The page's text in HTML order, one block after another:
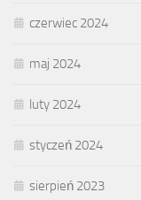
czerwiec 2024
maj 2024
luty 2024
styczeń 2024
sierpień 2023